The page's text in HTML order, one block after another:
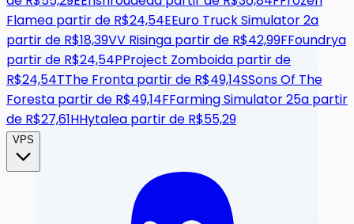
Flamea partir de R$24,54EEuro Truck Simulator 2a
partir de R$18,39VV Risinga partir de R$42,99FFoundrya
partir de R$24,54PProject Zomboida partir de
R$24,54TThe Fronta partir de R$49,14SSons Of The
Foresta partir de R$49,14FFarming Simulator 25a partir
de R$27,61HHytalea partir de R$55,29
VPS